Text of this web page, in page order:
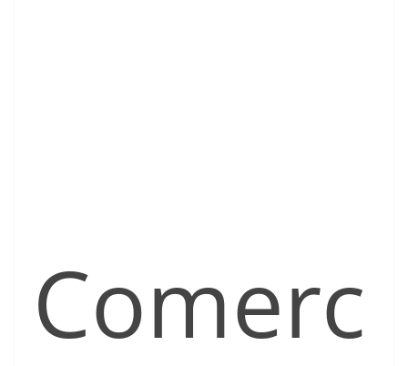
Comerc